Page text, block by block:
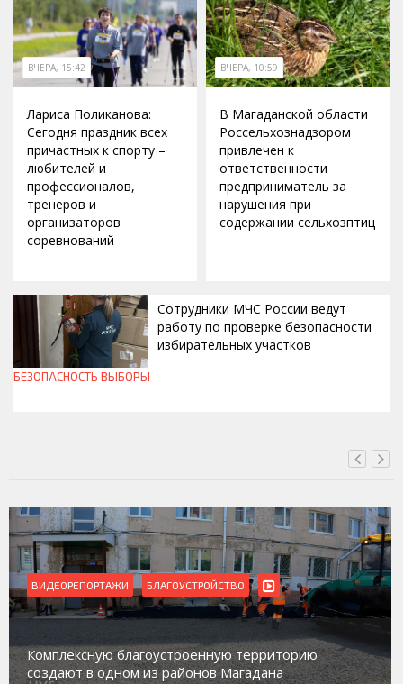
ВЧЕРА, 15:42
Лариса Поликанова:
Сегодня праздник всех
причастных к спорту –
любителей и
профессионалов,
тренеров и
организаторов
соревнований
ВЧЕРА, 10:59
В Магаданской области
Россельхознадзором
привлечен к
ответственности
предприниматель за
нарушения при
содержании сельхозптиц
Сотрудники МЧС России ведут
работу по проверке безопасности
избирательных участков
БЕЗОПАСНОСТЬ ВЫБОРЫ
ВИДЕОРЕПОРТАЖИ БЛАГОУСТРОЙСТВО
Комплексную благоустроенную территорию
создают в одном из районов Магадана